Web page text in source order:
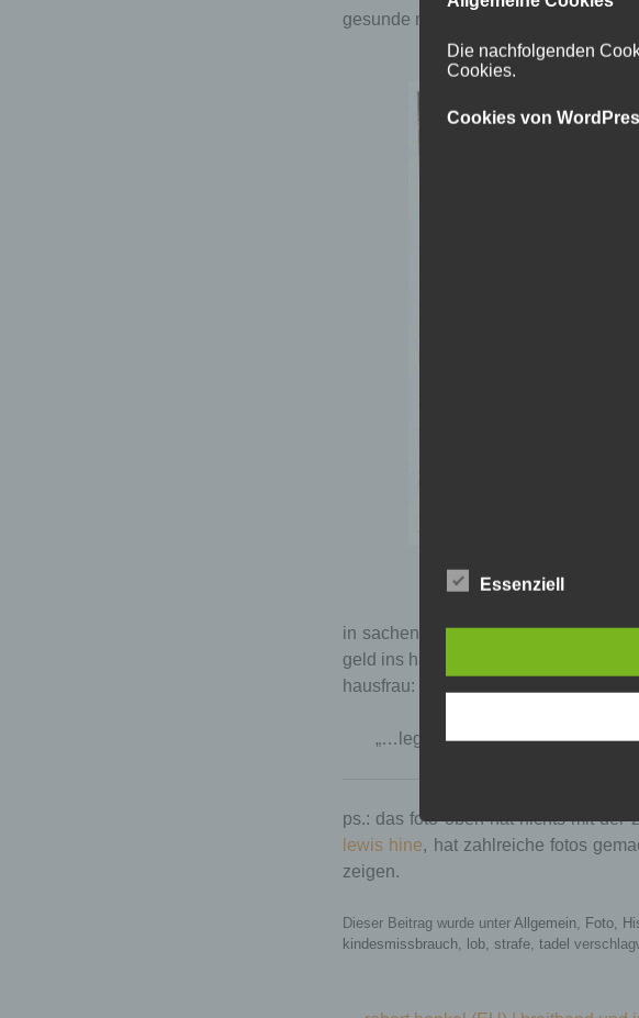
gesunde mischung aus „kleinem lob“
vernachlässigtes kind
in sachen mann und ehe hat helene
geld ins haus, also soll sie ihn nicht
hausfrau:
„…lege deine Erholungsstunden
ps.: das foto oben hat nichts mit der
lewis hine, hat zahlreiche fotos
zeigen.
Dieser Beitrag wurde unter Allgemein, Foto,
kindesmissbrauch, lob, strafe, tadel
Die nachfolgenden
Cookies.
Cookies von
Essenziell